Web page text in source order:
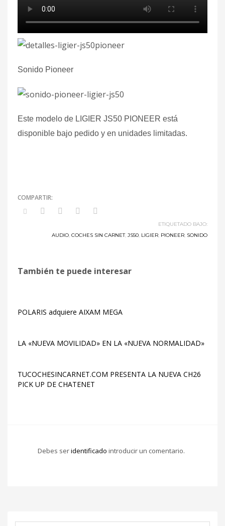
Sonido Pioneer
Este modelo de LIGIER JS50 PIONEER está
disponible bajo pedido y en unidades limitadas.
ETIQUETADO BAJO:
AUDIO, COCHES SIN CARNET, JS50, LIGIER, PIONEER, SONIDO
También te puede interesar
POLARIS adquiere AIXAM MEGA
LA «NUEVA MOVILIDAD» EN LA «NUEVA NORMALIDAD»
TUCOCHESINCARNET.COM PRESENTA LA NUEVA CH26
PICK UP DE CHATENET
Debes seridentificado introducir un comentario.